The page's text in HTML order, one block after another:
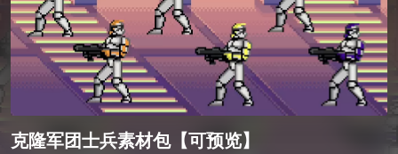
克隆军团士兵素材包【可预览】